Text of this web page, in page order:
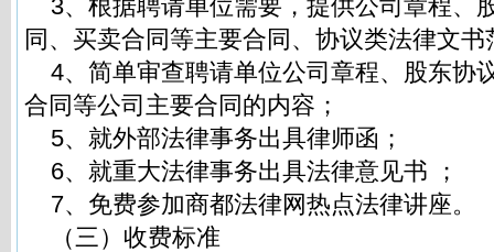
3、根据聘请单位需要，提供公司章程、
同、买卖合同等主要合同、协议类法律文书
4、简单审查聘请单位公司章程、股东协
合同等公司主要合同的内容；
5、就外部法律事务出具律师函；
6、就重大法律事务出具法律意见书 ；
7、免费参加商都法律网热点法律讲座。
（三）收费标准